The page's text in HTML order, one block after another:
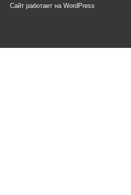
Сайт работает на WordPress